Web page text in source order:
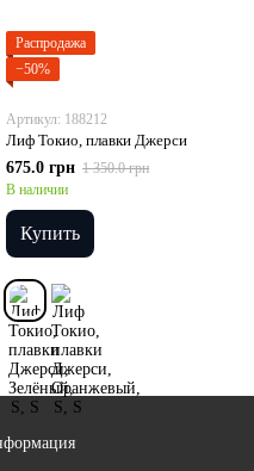
Распродажа
−50%
Артикул: 188212
Лиф Токио, плавки Джерси
675.0 грн 1 350.0 грн
В наличии
Купить